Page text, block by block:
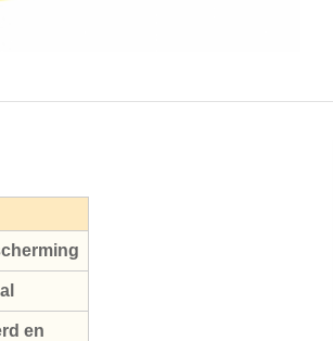
en